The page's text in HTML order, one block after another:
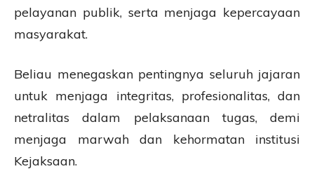
pelayanan publik, serta menjaga kepercayaan
masyarakat.
Beliau menegaskan pentingnya seluruh jajaran
untuk menjaga integritas, profesionalitas, dan
netralitas dalam pelaksanaan tugas, demi
menjaga marwah dan kehormatan institusi
Kejaksaan.